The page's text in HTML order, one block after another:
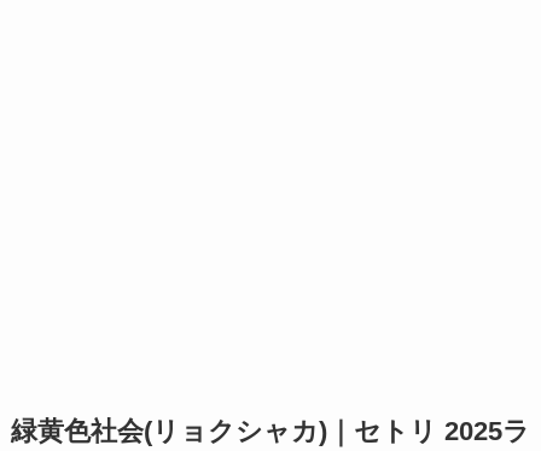
緑黄色社会(リョクシャカ)｜セトリ 2025ラ